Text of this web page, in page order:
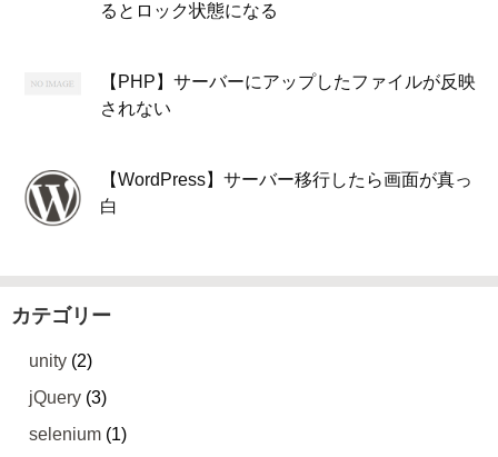
るとロック状態になる
【PHP】サーバーにアップしたファイルが反映
されない
【WordPress】サーバー移行したら画面が真っ
白
カテゴリー
unity (2)
jQuery (3)
selenium (1)